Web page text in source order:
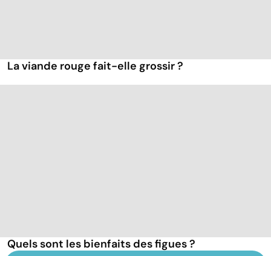
La viande rouge fait-elle grossir ?
Quels sont les bienfaits des figues ?